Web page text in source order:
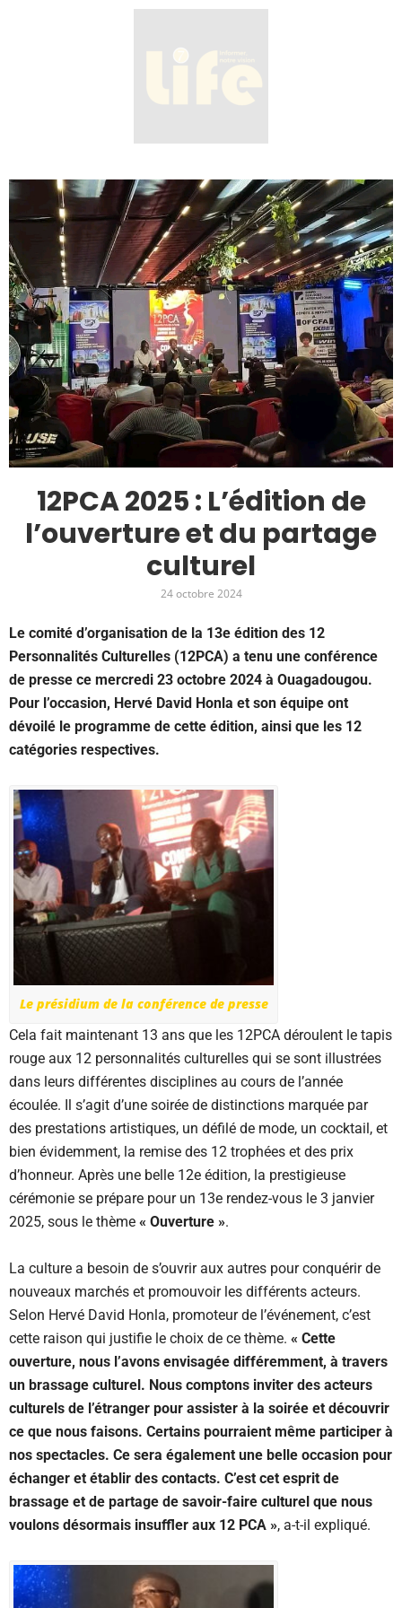
12PCA 2025 : L’édition de
l’ouverture et du partage
culturel
24 octobre 2024
Le comité d’organisation de la 13e édition des 12
Personnalités Culturelles (12PCA) a tenu une conférence
de presse ce mercredi 23 octobre 2024 à Ouagadougou.
Pour l’occasion, Hervé David Honla et son équipe ont
dévoilé le programme de cette édition, ainsi que les 12
catégories respectives.
Le présidium de la conférence de presse
Cela fait maintenant 13 ans que les 12PCA déroulent le tapis
rouge aux 12 personnalités culturelles qui se sont illustrées
dans leurs différentes disciplines au cours de l’année
écoulée. Il s’agit d’une soirée de distinctions marquée par
des prestations artistiques, un défilé de mode, un cocktail, et
bien évidemment, la remise des 12 trophées et des prix
d’honneur. Après une belle 12e édition, la prestigieuse
cérémonie se prépare pour un 13e rendez-vous le 3 janvier
2025, sous le thème « Ouverture ».
La culture a besoin de s’ouvrir aux autres pour conquérir de
nouveaux marchés et promouvoir les différents acteurs.
Selon Hervé David Honla, promoteur de l’événement, c’est
cette raison qui justifie le choix de ce thème. « Cette
ouverture, nous l’avons envisagée différemment, à travers
un brassage culturel. Nous comptons inviter des acteurs
culturels de l’étranger pour assister à la soirée et découvrir
ce que nous faisons. Certains pourraient même participer à
nos spectacles. Ce sera également une belle occasion pour
échanger et établir des contacts. C’est cet esprit de
brassage et de partage de savoir-faire culturel que nous
voulons désormais insuffler aux 12 PCA », a-t-il expliqué.